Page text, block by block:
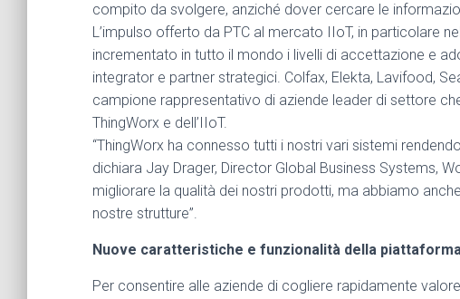
compito da svolgere, anziché dover cercare le
L’impulso offerto da PTC al mercato IIoT, in particolare
incrementato in tutto il mondo i livelli di accettazione e
integrator e partner strategici. Colfax, Elekta, Lavifood,
campione rappresentativo di aziende leader di settore
ThingWorx e dell’IIoT.
“ThingWorx ha connesso tutti i nostri vari sistemi
dichiara Jay Drager, Director Global Business Systems,
migliorare la qualità dei nostri prodotti, ma abbiamo
nostre strutture”.
Nuove caratteristiche e funzionalità della
Per consentire alle aziende di cogliere rapidamente